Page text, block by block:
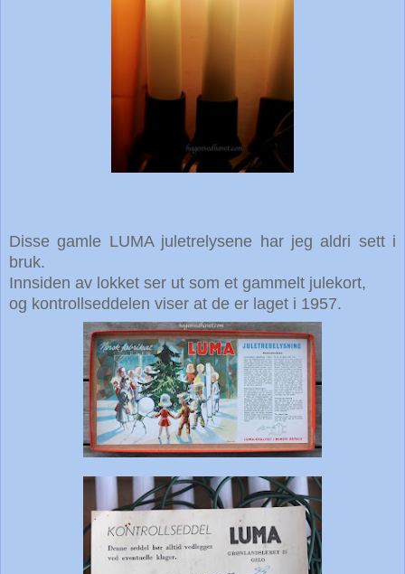
Disse gamle LUMA juletrelysene har jeg aldri sett i
bruk.
Innsiden av lokket ser ut som et gammelt julekort,
og kontrollseddelen viser at de er laget i 1957.